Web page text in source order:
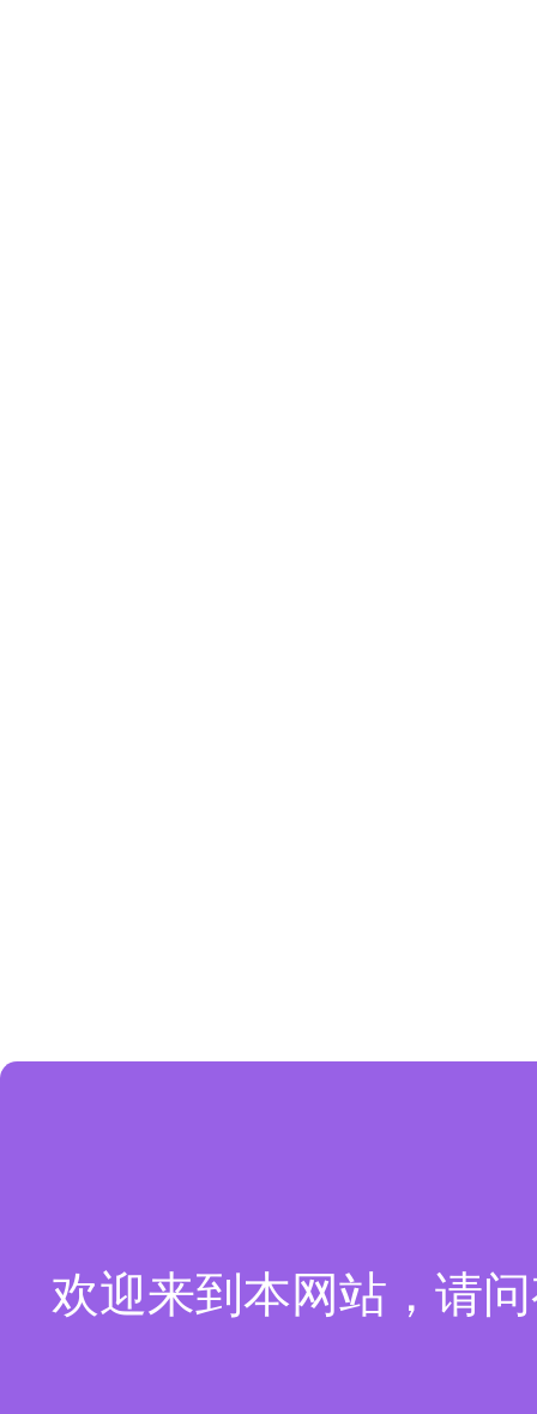
欢迎来到本网站，请